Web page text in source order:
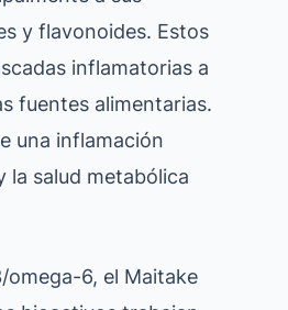
y flavonoides. Estos
inflamatorias a
fuentes alimentarias.
una inflamación
la salud metabólica
6, el Maitake